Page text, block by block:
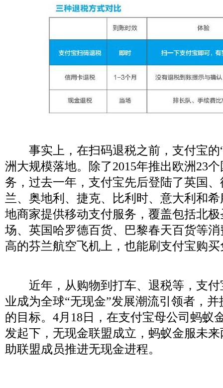
事实上，在扫码退税之前，支付宝的
洲大规模落地。除了2015年推出欧洲23
务，过去一年，支付宝先后登陆了英国
兰、奥地利、捷克、比利时、意大利和
地商家提供移动支付服务，覆盖包括北
场、英国哈罗德百货、巴黎春天百货等
高的芬兰航空飞机上，也能刷支付宝购
近年，从购物到打车、退税等，支付
业成为全球“无现金”发展潮流引领者，
的目标。4月18日，在支付宝母公司蚂蚁
发起下，无现金联盟成立，蚂蚁金服未
助联盟成员推进无现金进程。